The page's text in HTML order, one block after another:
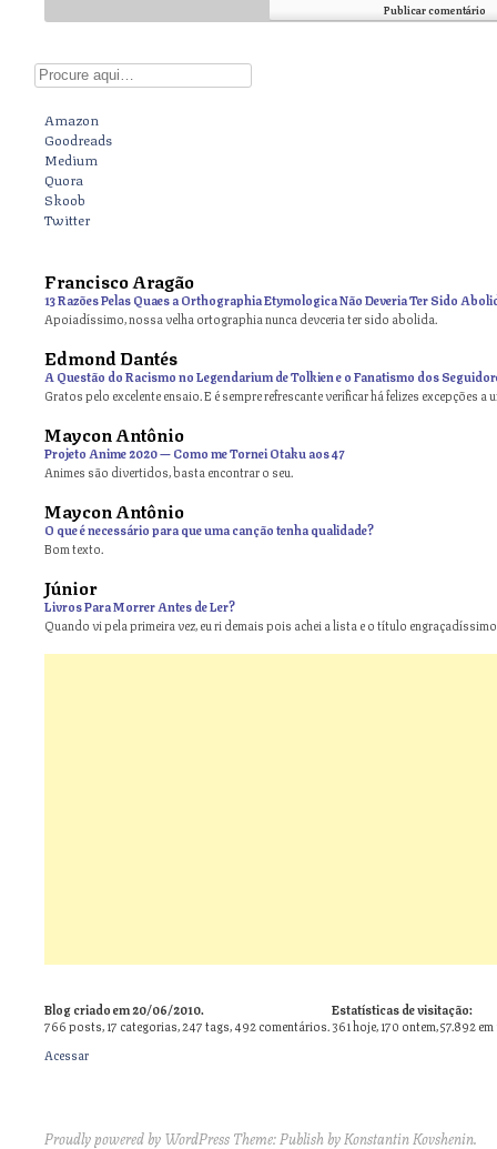
Digite aqui
Amazon
Goodreads
Medium
Quora
Skoob
Twitter
Francisco Aragão
13 Razões Pelas Quaes a Orthographia Etymologica Não Deveria Ter Sido
Apoiadíssimo, nossa velha ortographia nunca devceria ter sido abolida.
Edmond Dantés
A Questão do Racismo no Legendarium de Tolkien e o Fanatismo dos
Gratos pelo excelente ensaio. E é sempre refrescante verificar há felizes excepções a
Maycon Antônio
Projeto Anime 2020 — Como me Tornei Otaku aos 47
Animes são divertidos, basta encontrar o seu.
Maycon Antônio
O que é necessário para que uma canção tenha qualidade?
Bom texto.
Júnior
Livros Para Morrer Antes de Ler?
Quando vi pela primeira vez, eu ri demais pois achei a lista e o título
Blog criado em 20/06/2010.
766posts,17 categorias,247tags,492comentários.
Estatísticas de visitação:
361 hoje, 170 ontem, 57.892 em
Acessar
Proudly powered by WordPress Theme: Publish byKonstantin Kovshenin.